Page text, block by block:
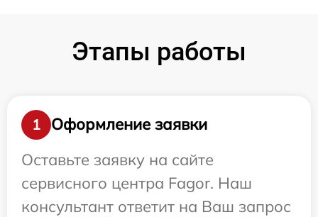
Этапы работы
1
Оформление заявки
Оставьте заявку на сайте
сервисного центра Fagor. Наш
консультант ответит на Ваш запрос